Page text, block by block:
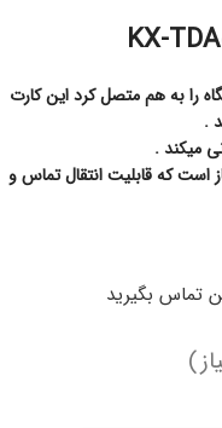
را به هم متصل کرد این کارت
هر ارتباط یک کارت ۰۴۹۰ مورد نیاز است که قابلیت انتقال تماس و
تماس بگیرید